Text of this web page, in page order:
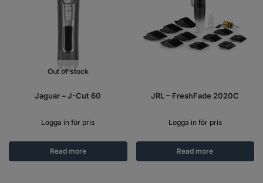
Out of stock
Jaguar – J-Cut 60
Logga in för pris
Read more
JRL – FreshFade 2020C
Logga in för pris
Read more